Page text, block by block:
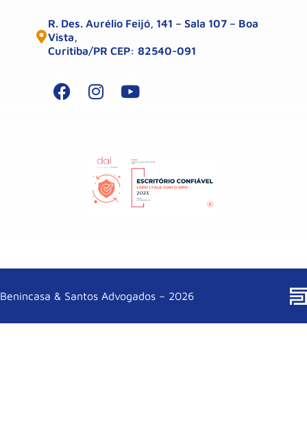
R. Des. Aurélio Feijó, 141 – Sala 107 – Boa
Vista,
Curitiba/PR CEP: 82540-091
Benincasa & Santos Advogados – 2026